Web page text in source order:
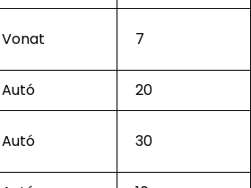
Vonat 7
Autó
20
Autó 30